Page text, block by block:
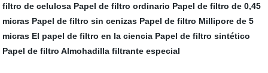
filtro de celulosa Papel de filtro ordinario Papel de filtro de 0,45
micras Papel de filtro sin cenizas Papel de filtro Millipore de 5
micras El papel de filtro en la ciencia Papel de filtro sintético
Papel de filtro Almohadilla filtrante especial